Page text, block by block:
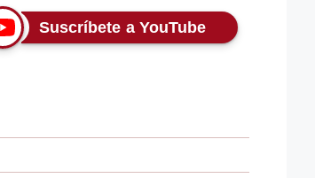
Suscríbete a YouTube